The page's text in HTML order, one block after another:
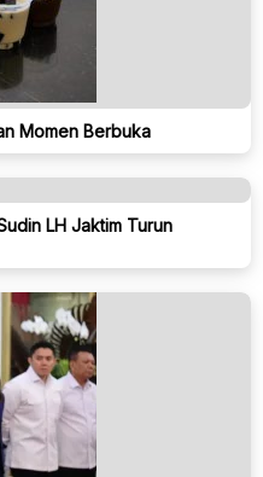
Momen Berbuka
LH Jaktim Turun